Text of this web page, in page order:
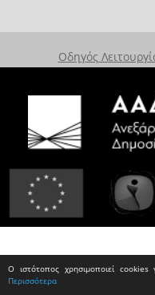
Ο ιστότοπος χρησιμοποιεί cookies
Περισσότερα
Οδηγός